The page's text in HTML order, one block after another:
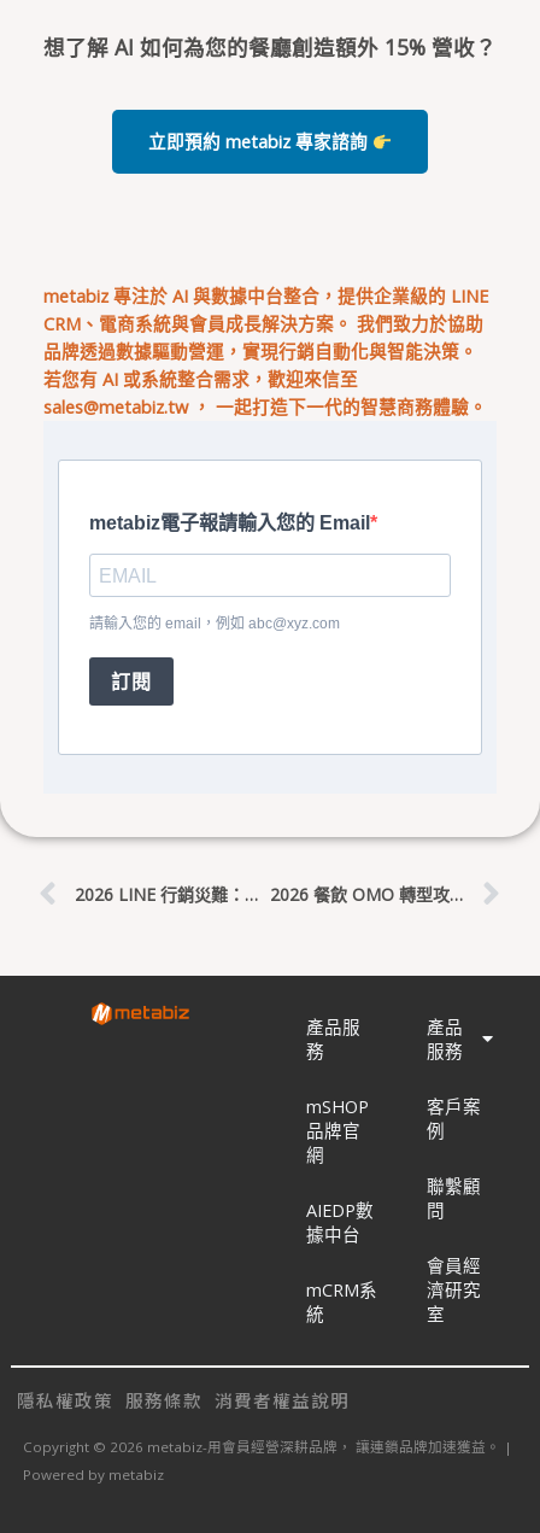
想了解 AI 如何為您的餐廳創造額外 15% 營收？
立即預約 metabiz 專家諮詢
metabiz 專注於 AI 與數據中台整合，提供企業級的 LINE
CRM、電商系統與會員成長解決方案。 我們致力於協助
品牌透過數據驅動營運，實現行銷自動化與智能決策。
若您有 AI 或系統整合需求，歡迎來信至
sales@metabiz.tw， 一起打造下一代的智慧商務體驗。
metabiz電子報請輸入您的 Email
請輸入您的 email，例如 abc@xyz.com
訂閱
2026 LINE 行銷災難：封鎖率破 50% 的真相與 metabiz AI 轉型解方 2026 餐飲 OMO 轉型攻略：從內用到即食包，用發票數據打造單一顧客視圖
產品服
務
mSHOP
品牌官
網
AIEDP數
據中台
mCRM系
統
產品
服務
客戶案
例
聯繫顧
問
會員經
濟研究
室
Copyright © 2026 metabiz-用會員經營深耕品牌， 讓連鎖品牌加速獲益。 |
Powered by metabiz
隱私權政策 服務條款 消費者權益說明